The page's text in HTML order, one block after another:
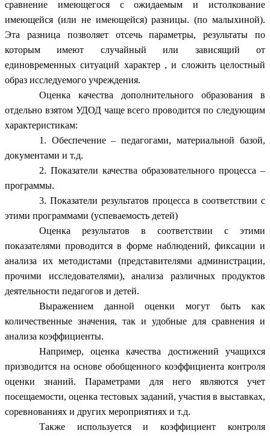
сравнение имеющегося с ожидаемым и истолкование
имеющейся (или не имеющейся) разницы. (по малыхиной).
Эта разница позволяет отсечь параметры, результаты по
которым имеют случайный или зависящий от
единовременных ситуаций характер , и сложить целостный
образ исследуемого учреждения.
Оценка качества дополнительного образования в
отдельно взятом УДОД чаще всего проводится по следующим
характеристикам:
1. Обеспечение – педагогами, материальной базой,
документами и т.д.
2. Показатели качества образовательного процесса –
программы.
3. Показатели результатов процесса в соответствии с
этими программами (успеваемость детей)
Оценка результатов в соответствии с этими
показателями проводится в форме наблюдений, фиксации и
анализа их методистами (представителями администрации,
прочими исследователями), анализа различных продуктов
деятельности педагогов и детей.
Выражением данной оценки могут быть как
количественные значения, так и удобные для сравнения и
анализа коэффициенты.
Например, оценка качества достижений учащихся
призводится на основе обобщенного коэффициента контроля
оценки знаний. Параметрами для него являются учет
посещаемости, оценка тестовых заданий, участия в выставках,
соревнованиях и других мероприятиях и т.д.
Также используется и коэффициент контроля